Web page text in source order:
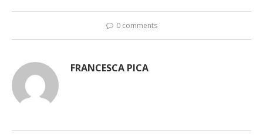
0 comments
FRANCESCA PICA